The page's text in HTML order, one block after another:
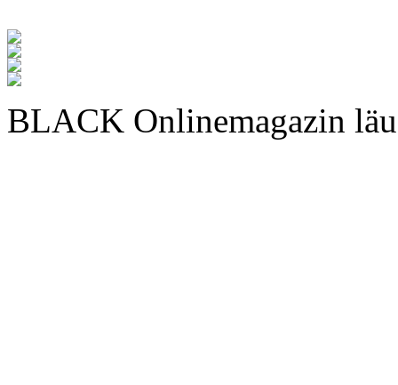
BLACK Onlinemagazin